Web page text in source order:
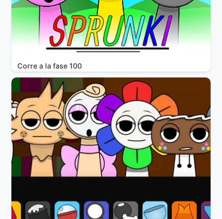
Corre a la fase 100